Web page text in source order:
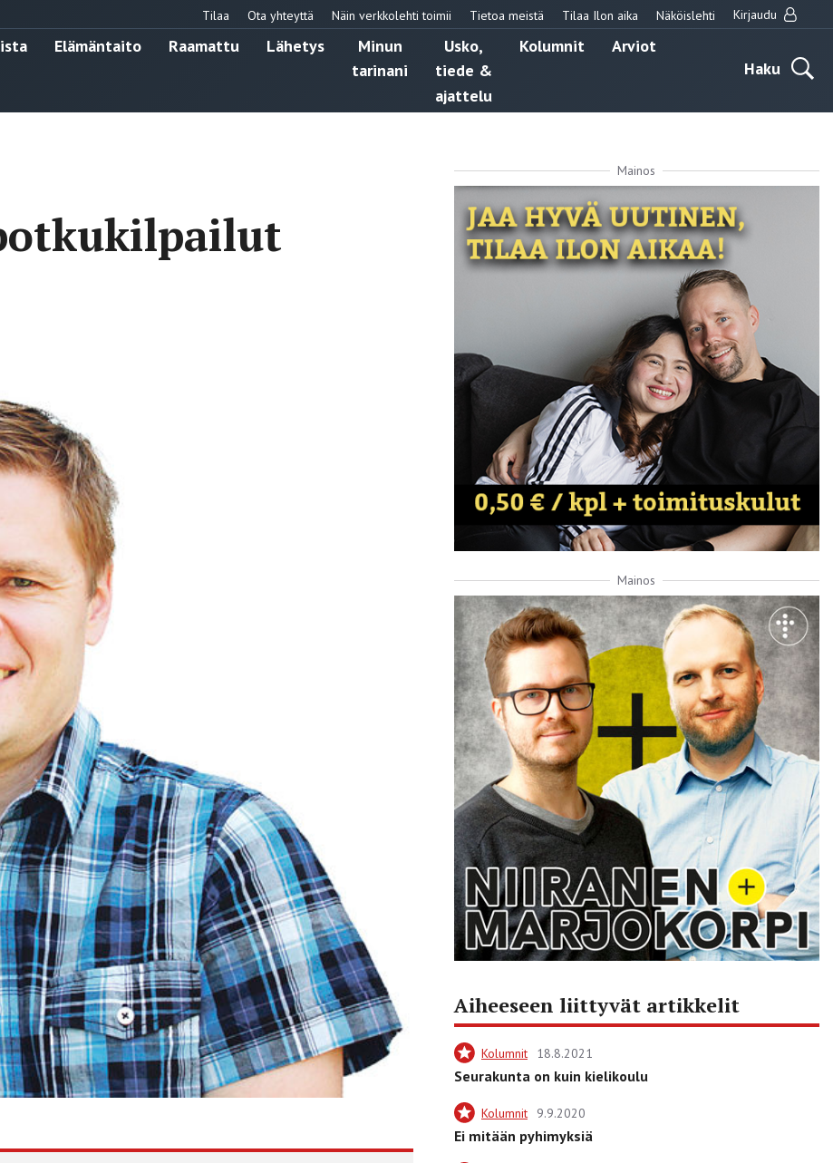
Tilaa Ota yhteyttä Näin verkkolehti toimii Tietoa meistä Tilaa Ilon aika Näköislehti Kirjaudu
Elämäntaito Raamattu Lähetys
Minun
tarinani
Usko,
tiede &
ajattelu
Kolumnit
Arviot
Haku
Mainos
Mainos
Aiheeseen liittyvät artikkelit
Kolumnit 18.8.2021
Seurakunta on kuin kielikoulu
Kolumnit 9.9.2020
Ei mitään pyhimyksiä